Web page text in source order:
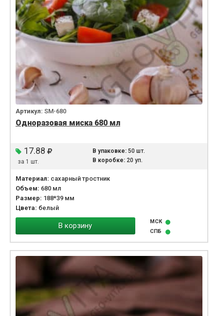
Артикул: SM-680
Одноразовая миска 680 мл
17.88
за 1 шт.
В упаковке:50 шт.
В коробке:20 уп.
Материал: сахарный тростник
Объем: 680 мл
Размер: 188*39 мм
Цвета: белый
В корзину
МСК
СПБ